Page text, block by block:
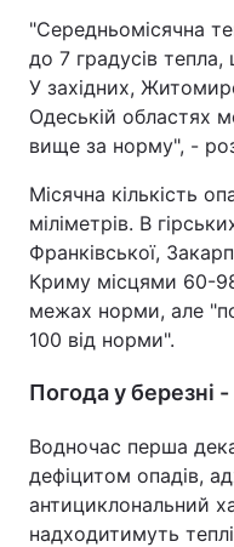
"Середньомісячна
до 7 градусів
У західних,
Одеській областях
вище за норму", -
Місячна кількість
міліметрів. В
Франківської,
Криму місцями 60-
межах норми, але
100 від норми".
Погода у березні
Водночас перша
дефіцитом опадів,
антициклональний
надходитимуть